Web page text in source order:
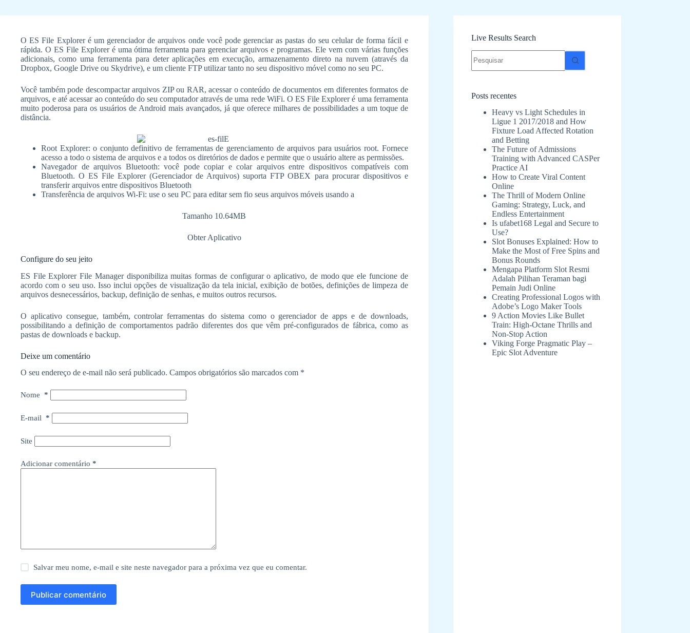
O ES File Explorer é um gerenciador de arquivos onde você pode gerenciar as pastas do seu celular de forma fácil e
rápida. O ES File Explorer é uma ótima ferramenta para gerenciar arquivos e programas. Ele vem com várias funções
adicionais, como uma ferramenta para deter aplicações em execução, armazenamento direto na nuvem (através da
Dropbox, Google Drive ou Skydrive), e um cliente FTP utilizar tanto no seu dispositivo móvel como no seu PC.
Você também pode descompactar arquivos ZIP ou RAR, acessar o conteúdo de documentos em diferentes formatos de
arquivos, e até acessar ao conteúdo do seu computador através de uma rede WiFi. O ES File Explorer é uma ferramenta
muito poderosa para os usuários de Android mais avançados, já que oferece milhares de possibilidades a um toque de
distância.
Root Explorer: o conjunto definitivo de ferramentas de gerenciamento de arquivos para usuários root. Fornece
acesso a todo o sistema de arquivos e a todos os diretórios de dados e permite que o usuário altere as permissões.
Navegador de arquivos Bluetooth: você pode copiar e colar arquivos entre dispositivos compatíveis com
Bluetooth. O ES File Explorer (Gerenciador de Arquivos) suporta FTP OBEX para procurar dispositivos e
transferir arquivos entre dispositivos Bluetooth
Transferência de arquivos Wi-Fi: use o seu PC para editar sem fio seus arquivos móveis usando a
Tamanho 10.64MB
Obter Aplicativo
Configure do seu jeito
ES File Explorer File Manager disponibiliza muitas formas de configurar o aplicativo, de modo que ele funcione de
acordo com o seu uso. Isso inclui opções de visualização da tela inicial, exibição de botões, definições de limpeza de
arquivos desnecessários, backup, definição de senhas, e muitos outros recursos.
O aplicativo consegue, também, controlar ferramentas do sistema como o gerenciador de apps e de downloads,
possibilitando a definição de comportamentos padrão diferentes dos que vêm pré-configurados de fábrica, como as
pastas de downloads e backup.
Deixe um comentário
O seu endereço de e-mail não será publicado. Campos obrigatórios são marcados com *
Nome *
E-mail *
Site
Adicionar comentário *
Salvar meu nome, e-mail e site neste navegador para a próxima vez que eu comentar.
Publicar comentário
Live Results Search
resultados
Posts recentes
Heavy vs Light Schedules in
Ligue 1 2017/2018 and How
Fixture Load Affected Rotation
and Betting
The Future of Admissions
Training with Advanced CASPer
Practice AI
How to Create Viral Content
Online
The Thrill of Modern Online
Gaming: Strategy, Luck, and
Endless Entertainment
Is ufabet168 Legal and Secure to
Use?
Slot Bonuses Explained: How to
Make the Most of Free Spins and
Bonus Rounds
Mengapa Platform Slot Resmi
Adalah Pilihan Teraman bagi
Pemain Judi Online
Creating Professional Logos with
Adobe’s Logo Maker Tools
9 Action Movies Like Bullet
Train: High-Octane Thrills and
Non-Stop Action
Viking Forge Pragmatic Play –
Epic Slot Adventure